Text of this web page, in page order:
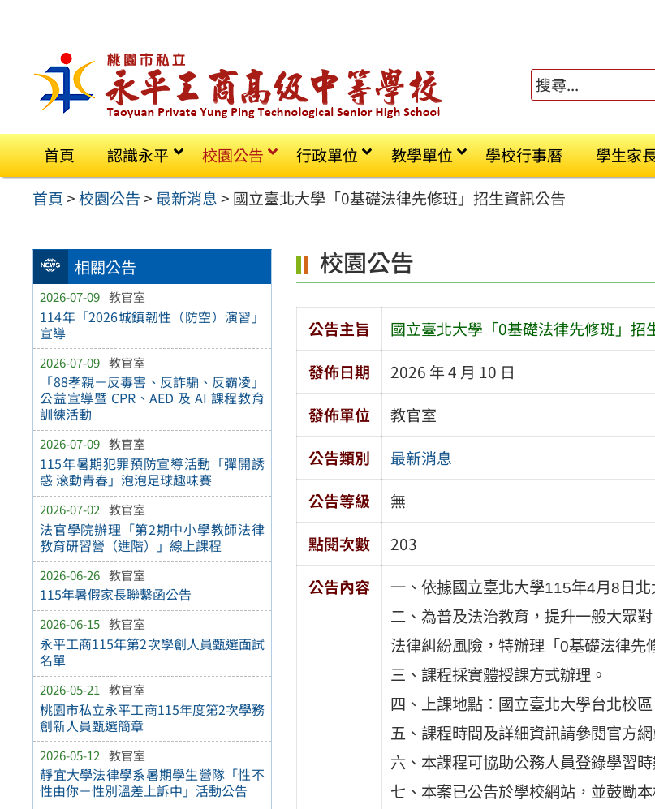
容
區
首頁 認識永平 校園公告 行政單位 教學單位 學校行事曆 學生家
首頁>校園公告> 最新消息> 國立臺北大學「0基礎法律先修班」招生資訊公告
相關公告
2026-07-09 教官室
114年「2026城鎮韌性（防空）演習」
宣導
2026-07-09 教官室
「88孝親－反毒害、反詐騙、反霸凌」
公益宣導暨 CPR、AED 及 AI 課程教育
訓練活動
2026-07-09 教官室
115年暑期犯罪預防宣導活動「彈開誘
惑 滾動青春」泡泡足球趣味賽
2026-07-02 教官室
法官學院辦理「第2期中小學教師法律
教育研習營（進階）」線上課程
2026-06-26 教官室
115年暑假家長聯繫函公告
2026-06-15 教官室
永平工商115年第2次學創人員甄選面試
名單
2026-05-21 教官室
桃園市私立永平工商115年度第2次學務
創新人員甄選簡章
2026-05-12 教官室
靜宜大學法律學系暑期學生營隊「性不
性由你－性別溫差上訴中」活動公告
校園公告
公告主旨
國立臺北大學「0基礎法律先修班」招
發佈日期
2026 年 4 月 10 日
發佈單位
教官室
公告類別
最新消息
公告等級
無
點閱次數
203
公告內容
一、依據國立臺北大學115年4月8日
二、為普及法治教育，提升一般大眾
法律糾紛風險，特辦理「0基礎法律先
三、課程採實體授課方式辦理。
四、上課地點：國立臺北大學台北校
五、課程時間及詳細資訊請參閱官方網
六、本課程可協助公務人員登錄學習時
七、本案已公告於學校網站，並鼓勵